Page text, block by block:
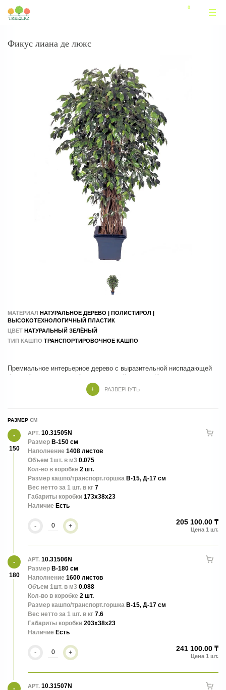
Фикус лиана де люкс
МАТЕРИАЛ НАТУРАЛЬНОЕ ДЕРЕВО | ПОЛИСТИРОЛ |
ВЫСОКОТЕХНОЛОГИЧНЫЙ ПЛАСТИК
ЦВЕТ НАТУРАЛЬНЫЙ ЗЕЛЁНЫЙ
ТИП КАШПО ТРАНСПОРТИРОВОЧНОЕ КАШПО
Премиальное интерьерное дерево с выразительной ниспадающей
формой и реалистичной детализацией листвы. Изящные линии
кроны, натуральная фактура и гармоничный силуэт создают
ощущение живого растения, добавляя пространству элегантность и
Сохраняет безупречный внешний вид круглый год без полива и
специального ухода.
РАЗВЕРНУТЬ
РАЗМЕР
150
АРТ. 10.31505N
Размер В-150 см
Наполнение 1408 листов
Объем 1шт. в м3 0.075
Кол-во в коробке 2 шт.
Размер кашпо/транспорт.горшка В-15, Д-17 см
Вес нетто за 1 шт. в кг 7
Габариты коробки 173x38x23
Наличие Есть
- + 205 100.00 ₸
180
АРТ. 10.31506N
Размер В-180 см
Наполнение 1600 листов
Объем 1шт. в м3 0.088
Кол-во в коробке 2 шт.
Размер кашпо/транспорт.горшка В-15, Д-17 см
Вес нетто за 1 шт. в кг 7.6
Габариты коробки 203x38x23
Наличие Есть
- + 241 100.00 ₸
АРТ. 10.31507N